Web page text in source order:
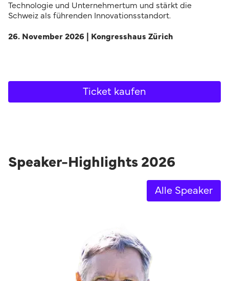
Technologie und Unternehmertum und stärkt die
Schweiz als führenden Innovationsstandort.
26. November 2026 | Kongresshaus Zürich
Ticket kaufen
Speaker-Highlights 2026
Alle Speaker